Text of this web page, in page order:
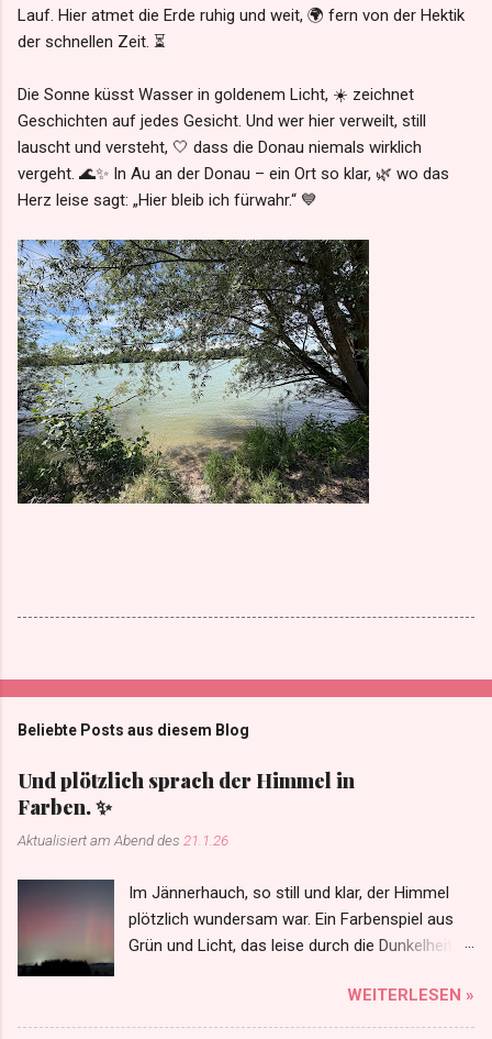
Lauf. Hier atmet die Erde ruhig und weit, 🌍 fern von der Hektik
der schnellen Zeit. ⏳
Die Sonne küsst Wasser in goldenem Licht, ☀️ zeichnet
Geschichten auf jedes Gesicht. Und wer hier verweilt, still
lauscht und versteht, 🤍 dass die Donau niemals wirklich
vergeht. 🌊✨ In Au an der Donau – ein Ort so klar, 🌿 wo das
Herz leise sagt: „Hier bleib ich fürwahr.“ 💙
Beliebte Posts aus diesem Blog
Und plötzlich sprach der Himmel in
Farben. ✨
Aktualisiert am Abend des 21.1.26
Im Jännerhauch, so still und klar, der Himmel
plötzlich wundersam war. Ein Farbenspiel aus
Grün und Licht, das leise durch die Dunkelheit
Sterne scheinen näher geh’n. Ein Zauber liegt in
kalter Nacht, von der Natur selbst sanft
WEITERLESEN »